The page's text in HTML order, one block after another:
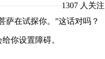
1307人关注
萨在试探你。”这话对吗？
你设置障碍。